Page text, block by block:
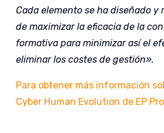
Cada elemento se ha diseñado y
de maximizar la eficacia de la
formativa para minimizar así el
eliminar los costes de gestión».
Para obtener más información
Cyber Human Evolution de EP